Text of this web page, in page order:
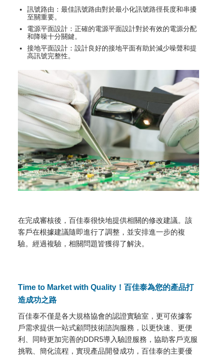
訊號路由：最佳訊號路由對於最小化訊號路徑長度和串擾
至關重要。
電源平面設計：正確的電源平面設計對於有效的電源分配
和降噪十分關鍵。
接地平面設計：設計良好的接地平面有助於減少噪聲和提
高訊號完整性。
在完成審核後，百佳泰很快地提供相關的修改建議。該
客戶在根據建議隨即進行了調整，並安排進一步的複
驗。經過複驗，相關問題皆獲得了解決。
Time to Market with Quality！百佳泰為您的產品打
造成功之路
百佳泰不僅是各大規格協會的認證實驗室，更可依據客
戶需求提供一站式顧問技術諮詢服務，以更快速、更便
利、同時更加完善的DDR5導入驗證服務，協助客戶克服
挑戰、簡化流程，實現產品開發成功，百佳泰的主要優